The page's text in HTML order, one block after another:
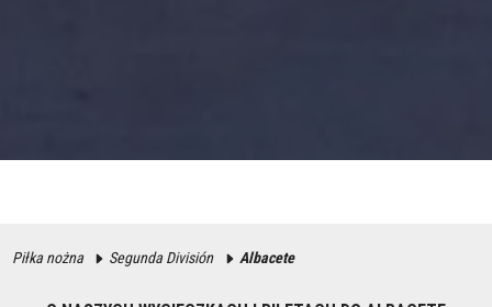
Piłka nożna Segunda División Albacete